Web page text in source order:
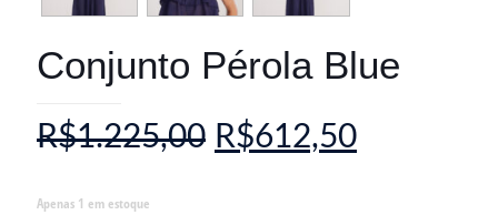
Conjunto Pérola Blue
R$1.225,00 R$612,50
Apenas 1 em estoque